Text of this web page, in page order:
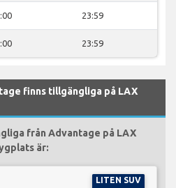
23:59
23:59
finns tillgängliga på LAX
från Advantage på LAX
är:
LITEN SUV